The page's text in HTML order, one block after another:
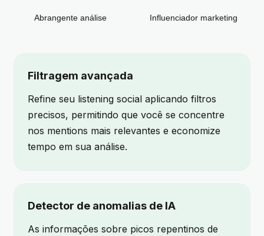
Abrangente análise Influenciador marketing
Filtragem avançada
Refine seu listening social aplicando filtros
precisos, permitindo que você se concentre
nos mentions mais relevantes e economize
tempo em sua análise.
Detector de anomalias de IA
As informações sobre picos repentinos de